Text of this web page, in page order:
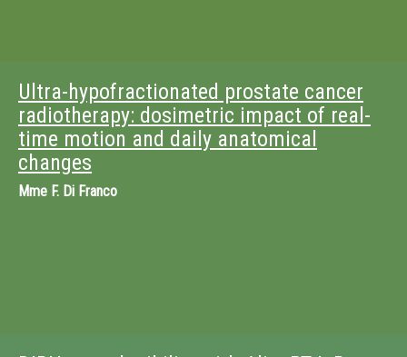
Ultra-hypofractionated prostate cancer
radiotherapy: dosimetric impact of real-
time motion and daily anatomical
changes
Mme F. Di Franco